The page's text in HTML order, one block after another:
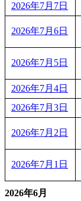
2026年7月7日
2026年7月6日
2026年7月5日
2026年7月4日
2026年7月3日
2026年7月2日
2026年7月1日
2026年6月